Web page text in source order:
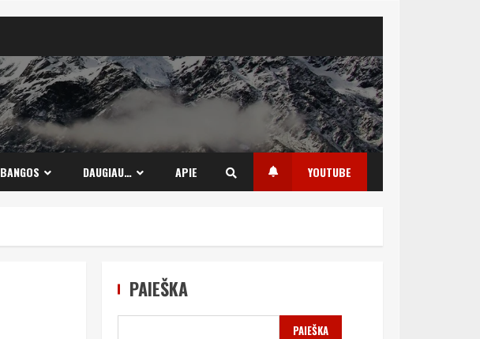
BANGOS DAUGIAU… APIE YOUTUBE
PAIEŠKA
PAIEŠKA